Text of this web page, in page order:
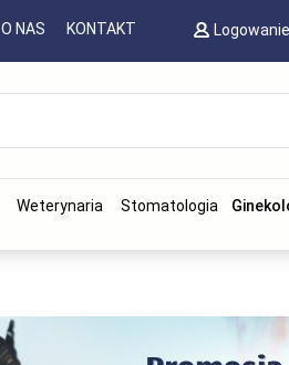
O NAS KONTAKT Logowanie
Weterynaria Stomatologia